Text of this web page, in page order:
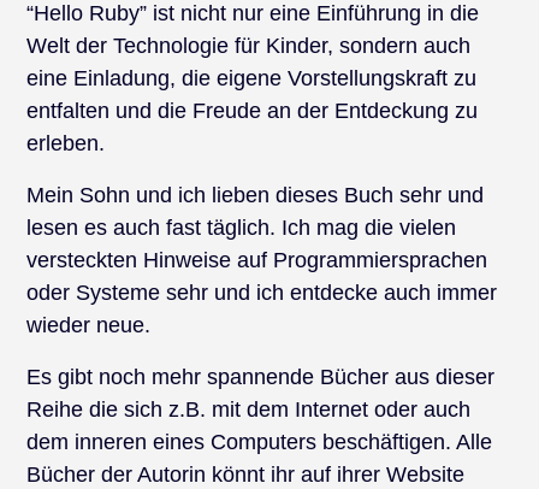
“Hello Ruby” ist nicht nur eine Einführung in die
Welt der Technologie für Kinder, sondern auch
eine Einladung, die eigene Vorstellungskraft zu
entfalten und die Freude an der Entdeckung zu
erleben.
Mein Sohn und ich lieben dieses Buch sehr und
lesen es auch fast täglich. Ich mag die vielen
versteckten Hinweise auf Programmiersprachen
oder Systeme sehr und ich entdecke auch immer
wieder neue.
Es gibt noch mehr spannende Bücher aus dieser
Reihe die sich z.B. mit dem Internet oder auch
dem inneren eines Computers beschäftigen. Alle
Bücher der Autorin könnt ihr auf ihrer Website